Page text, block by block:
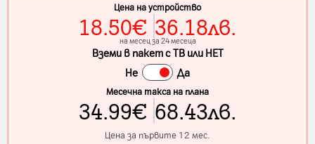
Цена на устройство
18.50€ 36.18лв.
на месец за 24 месеца
Вземи в пакет с ТВ или НЕТ
Не
Да
Месечна такса на плана
34.99€ 68.43лв.
Цена за първите 12 мес.